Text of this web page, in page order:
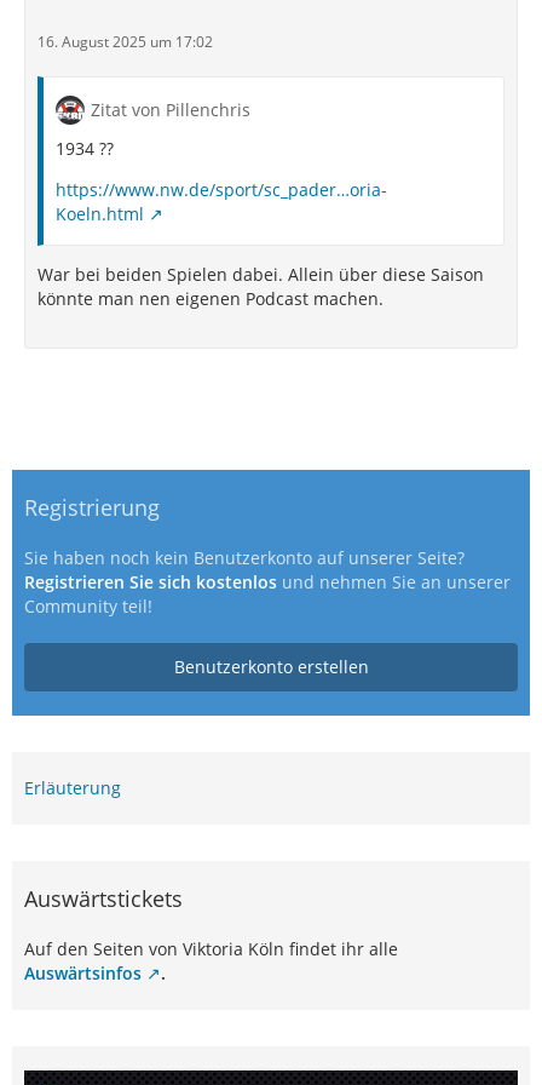
16. August 2025 um 17:02
Zitat von Pillenchris
1934 ??
https://www.nw.de/sport/sc_pader…oria-
Koeln.html
War bei beiden Spielen dabei. Allein über diese Saison
könnte man nen eigenen Podcast machen.
Registrierung
Sie haben noch kein Benutzerkonto auf unserer Seite?
Registrieren Sie sich kostenlos und nehmen Sie an unserer
Community teil!
Benutzerkonto erstellen
Erläuterung
Auswärtstickets
Auf den Seiten von Viktoria Köln findet ihr alle
Auswärtsinfos
.